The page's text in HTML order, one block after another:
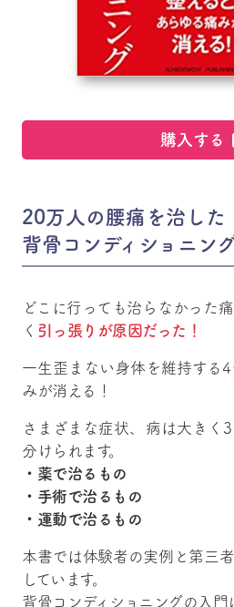
購入する
20万人の腰痛を治した
背骨コンディショニン
どこに行っても治らなかった
く 引っ張りが原因だった！
一生歪まない身体を維持する
みが消える！
さまざまな症状、病は大きく
分けられます。
・薬で治るもの
・手術で治るもの
・運動で治るもの
本書では体験者の実例と第三
しています。
背骨コンディショニングの入門